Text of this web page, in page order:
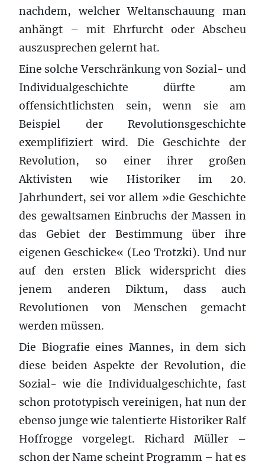
nachdem, welcher Weltanschauung man
anhängt – mit Ehrfurcht oder Abscheu
auszusprechen gelernt hat.
Eine solche Verschränkung von Sozial- und
Individualgeschichte dürfte am
offensichtlichsten sein, wenn sie am
Beispiel der Revolutionsgeschichte
exemplifiziert wird. Die Geschichte der
Revolution, so einer ihrer großen
Aktivisten wie Historiker im 20.
Jahrhundert, sei vor allem »die Geschichte
des gewaltsamen Einbruchs der Massen in
das Gebiet der Bestimmung über ihre
eigenen Geschicke« (Leo Trotzki). Und nur
auf den ersten Blick widerspricht dies
jenem anderen Diktum, dass auch
Revolutionen von Menschen gemacht
werden müssen.
Die Biografie eines Mannes, in dem sich
diese beiden Aspekte der Revolution, die
Sozial- wie die Individualgeschichte, fast
schon prototypisch vereinigen, hat nun der
ebenso junge wie talentierte Historiker Ralf
Hoffrogge vorgelegt. Richard Müller –
schon der Name scheint Programm – hat es